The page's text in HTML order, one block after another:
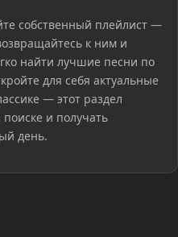
собственный плейлист —
к ним и
найти лучшие песни по
для себя актуальные
— этот раздел
и получать
день.